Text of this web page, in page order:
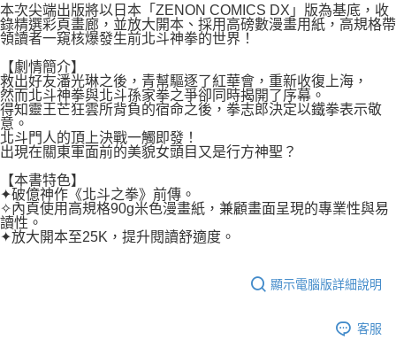
請求用戶進行身份認證。
５．嚴禁一人註冊多個帳號或使用他人資訊註冊。若發現惡意使用之情形，
恩沛科技股份有限公司將有權停止該用戶之使用額度並採取法律行動。
本次尖端出版將以日本「ZENON COMICS DX」版為基底，收
錄精選彩頁畫廊，並放大開本、採用高磅數漫畫用紙，高規格帶
領讀者一窺核爆發生前北斗神拳的世界！
【劇情簡介】
救出好友潘光琳之後，青幫驅逐了紅華會，重新收復上海，
然而北斗神拳與北斗孫家拳之爭卻同時揭開了序幕。
得知靈王芒狂雲所背負的宿命之後，拳志郎決定以鐵拳表示敬
意。
北斗門人的頂上決戰一觸即發！
出現在關東軍面前的美貌女頭目又是行方神聖？
【本書特色】
✦破億神作《北斗之拳》前傳。
✧內頁使用高規格90g米色漫畫紙，兼顧畫面呈現的專業性與易
讀性。
✦放大開本至25K，提升閱讀舒適度。
顯示電腦版詳細說明
客服